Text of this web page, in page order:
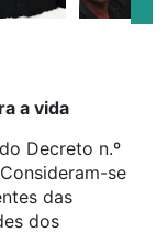
a vida
Decreto n.º
se
das
dos